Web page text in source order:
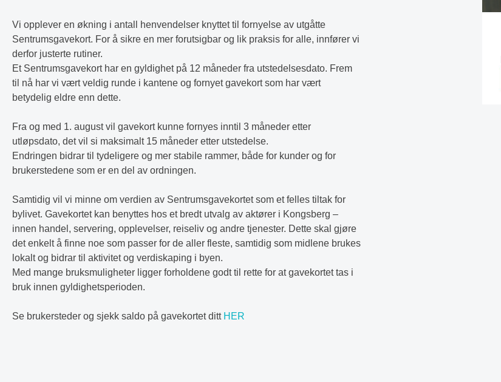
Vi opplever en økning i antall henvendelser knyttet til fornyelse av utgåtte
Sentrumsgavekort. For å sikre en mer forutsigbar og lik praksis for alle, innfører vi
derfor justerte rutiner.
Et Sentrumsgavekort har en gyldighet på 12 måneder fra utstedelsesdato. Frem
til nå har vi vært veldig runde i kantene og fornyet gavekort som har vært
betydelig eldre enn dette.
Fra og med 1. august vil gavekort kunne fornyes inntil 3 måneder etter
utløpsdato, det vil si maksimalt 15 måneder etter utstedelse.
Endringen bidrar til tydeligere og mer stabile rammer, både for kunder og for
brukerstedene som er en del av ordningen.
Samtidig vil vi minne om verdien av Sentrumsgavekortet som et felles tiltak for
bylivet. Gavekortet kan benyttes hos et bredt utvalg av aktører i Kongsberg –
innen handel, servering, opplevelser, reiseliv og andre tjenester. Dette skal gjøre
det enkelt å finne noe som passer for de aller fleste, samtidig som midlene brukes
lokalt og bidrar til aktivitet og verdiskaping i byen.
Med mange bruksmuligheter ligger forholdene godt til rette for at gavekortet tas i
bruk innen gyldighetsperioden.
Se brukersteder og sjekk saldo på gavekortet ditt HER